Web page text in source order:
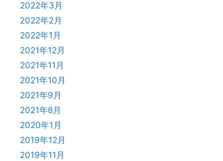
2022年3月
2022年2月
2022年1月
2021年12月
2021年11月
2021年10月
2021年9月
2021年8月
2020年1月
2019年12月
2019年11月